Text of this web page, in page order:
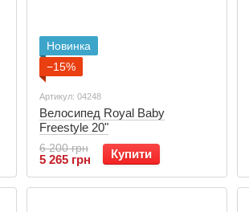
Новинка
−15%
Артикул: 04248
Велосипед Royal Baby
Freestyle 20"
6 200 грн
5 265 грн Купити